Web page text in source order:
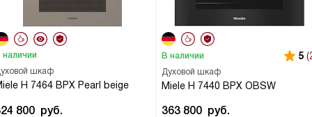
шкаф
H 7464 BPX Pearl beige
наличии
800 руб.
Духовой шкаф
Miele H 7440 BPX OBSW
В наличии 5
363 800 руб.